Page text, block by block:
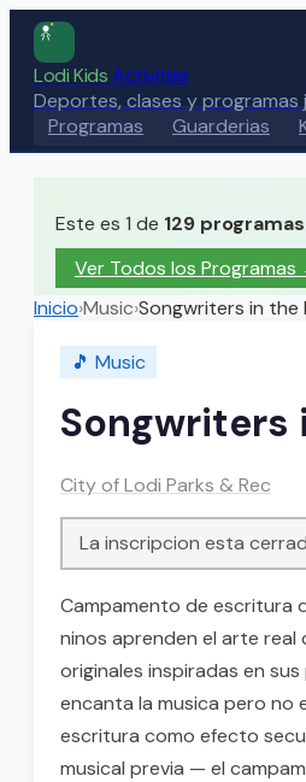
Lodi KidsActivities
Deportes, clases y programas
Programas
Guarderias
Este es 1 de 129 programas
Ver Todos los Programas
Inicio›Music›Songwriters in the
🎵 Music
Songwriters
City of Lodi Parks & Rec
La inscripcion esta
Campamento de escritura
ninos aprenden el arte
originales inspiradas en
encanta la musica pero no
escritura como efecto
musical previa — el